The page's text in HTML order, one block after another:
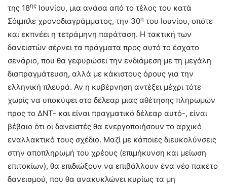
της 18ης Ιουνίου, μια ανάσα από το τέλος του κατά
Σόιμπλε χρονοδιαγράμματος, την 30η του Ιουνίου, οπότε
και εκπνέει η τετράμηνη παράταση. Η τακτική των
δανειστών σέρνει τα πράγματα προς αυτό το έσχατο
σενάριο, που θα γεφυρώσει την ενδιάμεση με τη μεγάλη
διαπραγμάτευση, αλλά με κάκιστους όρους για την
ελληνική πλευρά. Αν η κυβέρνηση αντέξει μέχρι τότε
χωρίς να υποκύψει στο δέλεαρ μιας αθέτησης πληρωμών
προς το ΔΝΤ- και είναι πραγματικό δέλεαρ αυτό-, είναι
βέβαιο ότι οι δανειστές θα ενεργοποιήσουν το αρχικό
εναλλακτικό τους σχέδιο. Μαζί με κάποιες διευκολύνσεις
στην αποπληρωμή του χρέους (επιμήκυνση και μείωση
επιτοκίων), θα επιδιώξουν να επιβάλλουν ένα νέο πακέτο
δανεισμού, που θα ανακυκλώνει κυρίως τα μη